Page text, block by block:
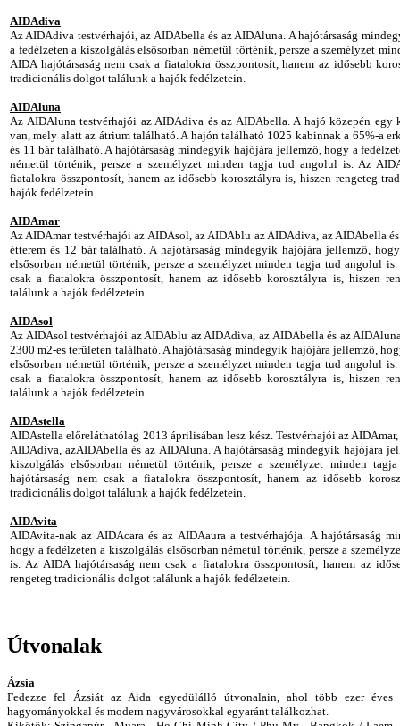
AIDAdiva
Az AIDAdiva testvérhajói, az AIDAbella és az AIDAluna. A hajótársaság
a fedélzeten a kiszolgálás elsősorban németül történik, persze a személyzet
AIDA hajótársaság nem csak a fiatalokra összpontosít, hanem az idősebb
tradicionális dolgot találunk a hajók fedélzetein.
AIDAluna
Az AIDAluna testvérhajói az AIDAdiva és az AIDAbella. A hajó közepén egy
van, mely alatt az átrium található. A hajón található 1025 kabinnak a 65%-a
és 11 bár található. A hajótársaság mindegyik hajójára jellemző, hogy a
németül történik, persze a személyzet minden tagja tud angolul is. Az
fiatalokra összpontosít, hanem az idősebb korosztályra is, hiszen rengeteg
hajók fedélzetein.
AIDAmar
Az AIDAmar testvérhajói az AIDAsol, az AIDAblu az AIDAdiva, az AIDAbella
étterem és 12 bár található. A hajótársaság mindegyik hajójára jellemző,
elsősorban németül történik, persze a személyzet minden tagja tud angolul is.
csak a fiatalokra összpontosít, hanem az idősebb korosztályra is, hiszen
találunk a hajók fedélzetein.
AIDAsol
Az AIDAsol testvérhajói az AIDAblu az AIDAdiva, az AIDAbella és az
2300 m2-es területen található. A hajótársaság mindegyik hajójára jellemző,
elsősorban németül történik, persze a személyzet minden tagja tud angolul is.
csak a fiatalokra összpontosít, hanem az idősebb korosztályra is, hiszen
találunk a hajók fedélzetein.
AIDAstella
AIDAstella előreláthatólag 2013 áprilisában lesz kész. Testvérhajói az
AIDAdiva, azAIDAbella és az AIDAluna. A hajótársaság mindegyik hajójára
kiszolgálás elsősorban németül történik, persze a személyzet minden
hajótársaság nem csak a fiatalokra összpontosít, hanem az idősebb
tradicionális dolgot találunk a hajók fedélzetein.
AIDAvita
AIDAvita-nak az AIDAcara és az AIDAaura a testvérhajója. A hajótársaság
hogy a fedélzeten a kiszolgálás elsősorban németül történik, persze a
is. Az AIDA hajótársaság nem csak a fiatalokra összpontosít, hanem az
rengeteg tradicionális dolgot találunk a hajók fedélzetein.
Útvonalak
Ázsia
Fedezze fel Ázsiát az Aida egyedülálló útvonalain, ahol több ezer éves
hagyományokkal és modern nagyvárosokkal egyaránt találkozhat.